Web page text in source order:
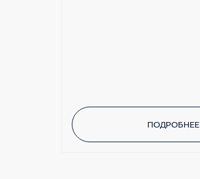
ПОДРОБНЕЕ